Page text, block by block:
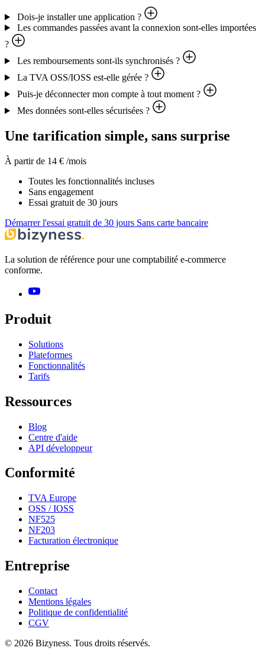
Dois-je installer une application ?
Les commandes passées avant la connexion sont-elles importées
?
Les remboursements sont-ils synchronisés ?
La TVA OSS/IOSS est-elle gérée ?
Puis-je déconnecter mon compte à tout moment ?
Mes données sont-elles sécurisées ?
Une tarification simple, sans surprise
À partir de 14 € /mois
Toutes les fonctionnalités incluses
Sans engagement
Essai gratuit de 30 jours
Démarrer l'essai gratuit de 30 jours Sans carte bancaire
La solution de référence pour une comptabilité e-commerce
conforme.
Produit
Solutions
Plateformes
Fonctionnalités
Tarifs
Ressources
Blog
Centre d'aide
API développeur
Conformité
TVA Europe
OSS / IOSS
NF525
NF203
Facturation électronique
Entreprise
Contact
Mentions légales
Politique de confidentialité
CGV
© 2026 Bizyness. Tous droits réservés.